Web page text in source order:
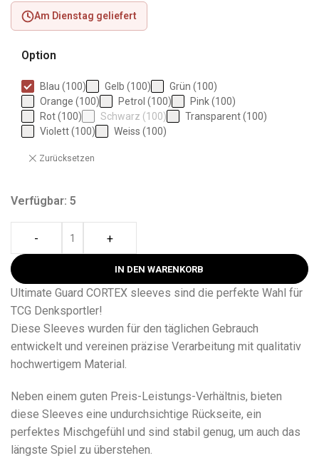
Am Dienstag geliefert
Option
Blau (100) Gelb (100)
Grün (100)
Orange (100)
Petrol (100)
Pink (100)
Rot (100)
Schwarz (100)
Transparent (100)
Violett (100)
Weiss (100)
Zurücksetzen
Verfügbar: 5
- +
IN DEN WARENKORB
Ultimate Guard CORTEX sleeves sind die perfekte Wahl für
TCG Denksportler!
Diese Sleeves wurden für den täglichen Gebrauch
entwickelt und vereinen präzise Verarbeitung mit qualitativ
hochwertigem Material.
Neben einem guten Preis-Leistungs-Verhältnis, bieten
diese Sleeves eine undurchsichtige Rückseite, ein
perfektes Mischgefühl und sind stabil genug, um auch das
längste Spiel zu überstehen.